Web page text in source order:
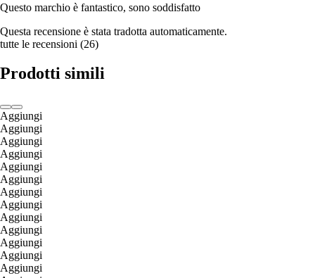
Questo marchio è fantastico, sono soddisfatto
Questa recensione è stata tradotta automaticamente.
tutte le recensioni (26)
Prodotti simili
Aggiungi
Aggiungi
Aggiungi
Aggiungi
Aggiungi
Aggiungi
Aggiungi
Aggiungi
Aggiungi
Aggiungi
Aggiungi
Aggiungi
Aggiungi